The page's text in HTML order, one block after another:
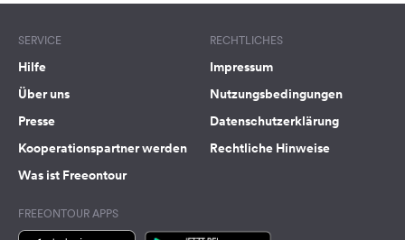
SERVICE
Hilfe
Über uns
Presse
Kooperationspartner werden
Was ist Freeontour
RECHTLICHES
Impressum
Nutzungsbedingungen
Datenschutzerklärung
Rechtliche Hinweise
FREEONTOUR APPS